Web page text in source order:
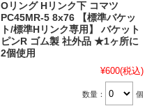
Oリング Hリンク下 コマツ
PC45MR-5 8x76 【標準バケッ
ト/標準Hリンク専用】 バケット
ピンR ゴム製 社外品 ★1ヶ所に
2個使用
¥600(税込)
数量： 個